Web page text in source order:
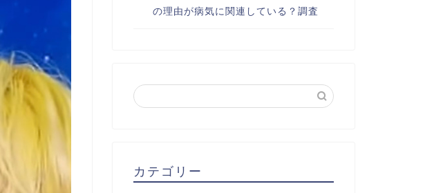
の理由が病気に関連している？調査
カテゴリー